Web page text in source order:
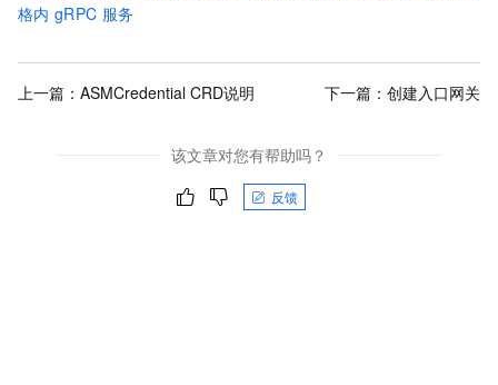
格内 gRPC 服务
上一篇： ASMCredential CRD说明 下一篇： 创建入口网关
该文章对您有帮助吗？
反馈